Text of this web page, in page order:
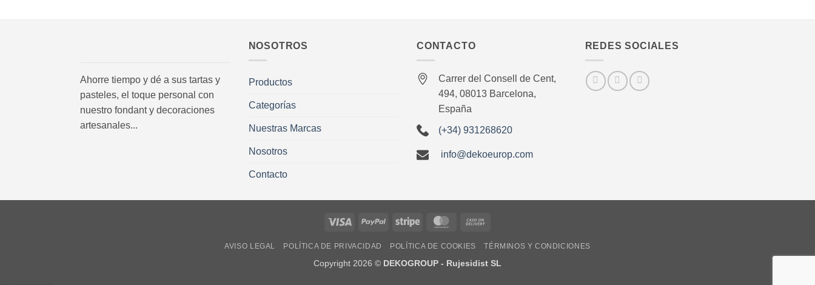
Ahorre tiempo y dé a sus tartas y
pasteles, el toque personal con
nuestro fondant y decoraciones
artesanales...
NOSOTROS
Productos
Categorías
Nuestras Marcas
Nosotros
Contacto
CONTACTO
Carrer del Consell de Cent,
494, 08013 Barcelona,
España
(+34) 931268620
info@dekoeurop.com
REDES SOCIALES
Visa PayPal Stripe MasterCard
Delivery
AVISO LEGAL POLÍTICA DE PRIVACIDAD POLÍTICA DE COOKIES TÉRMINOS Y CONDICIONES
Copyright 2026 © DEKOGROUP - Rujesidist SL